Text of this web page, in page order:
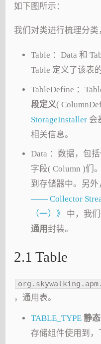
如下图所示：
我们对类进行梳理分类
Table ：Data 和
Table 定义了该表
TableDefine ：
段定义(
StorageInstaller会
相关信息。
Data ：数据，包括
字段( Column )们
到存储器中。另外
—— Collector
（一）》
中，我
通用封装。
2.1 Table
，通用表。
TABLE_TYPE 静态
存储组件使用到，